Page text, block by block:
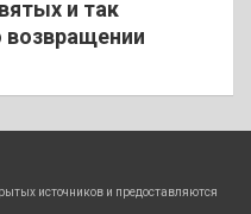
и так
возвращении
источников и предоставляются